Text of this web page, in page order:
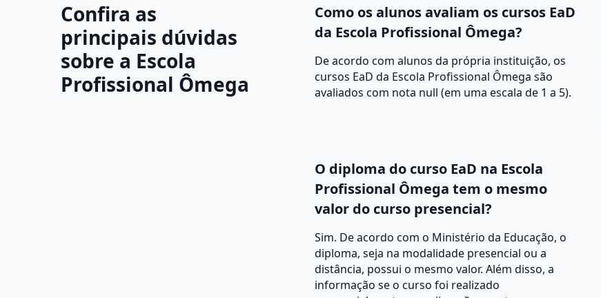
Confira as
principais dúvidas
sobre a Escola
Profissional Ômega
Como os alunos avaliam os cursos EaD
da Escola Profissional Ômega?
De acordo com alunos da própria instituição, os
cursos EaD da Escola Profissional Ômega são
avaliados com nota null (em uma escala de 1 a 5).
O diploma do curso EaD na Escola
Profissional Ômega tem o mesmo
valor do curso presencial?
Sim. De acordo com o Ministério da Educação, o
diploma, seja na modalidade presencial ou a
distância, possui o mesmo valor. Além disso, a
informação se o curso foi realizado